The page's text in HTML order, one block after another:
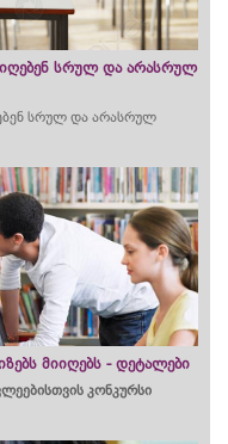
სრულ და არასრულ
სრულ და არასრულ
მიიღებს - დეტალები
კონკურსი